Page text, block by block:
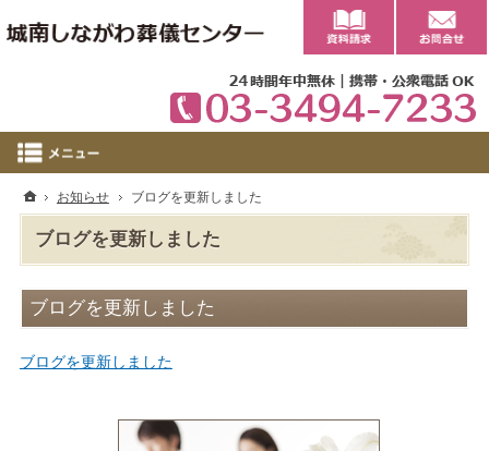
ブログを更新しました
ブログを更新しました
ブログを更新しました
ホーム
お知らせ ブログを更新しました